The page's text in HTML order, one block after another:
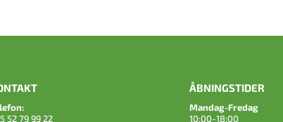
52 79 99 22
ÅBNINGSTIDER
Mandag-Fredag
10:00-18:00